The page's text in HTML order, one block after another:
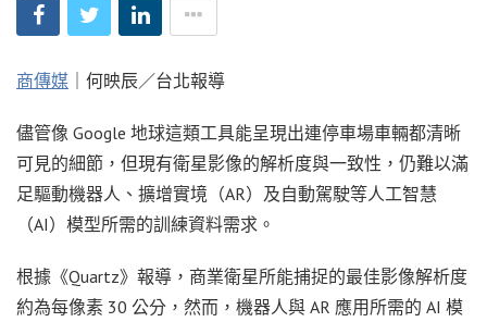
商傳媒 ｜何映辰／台北報導
儘管像 Google 地球這類工具能呈現出連停車場車輛都清晰
可見的細節，但現有衛星影像的解析度與一致性，仍難以滿
足驅動機器人、擴增實境（AR）及自動駕駛等人工智慧
（AI）模型所需的訓練資料需求。
根據《Quartz》報導，商業衛星所能捕捉的最佳影像解析度
約為每像素 30 公分，然而，機器人與 AR 應用所需的 AI 模